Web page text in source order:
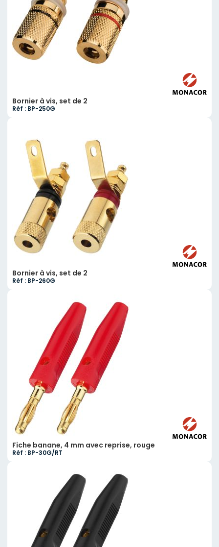
Bornier à vis, set de 2
Réf : BP-250G
Bornier à vis, set de 2
Réf : BP-260G
Fiche banane, 4 mm avec reprise, rouge
Réf : BP-30G/RT